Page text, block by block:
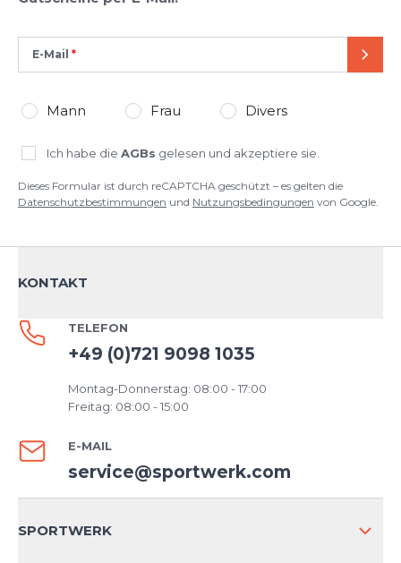
E-Mail
Mann Frau Divers
Ich habe die AGBs gelesen und akzeptiere sie.
Dieses Formular ist durch reCAPTCHA geschützt – es gelten die
Datenschutzbestimmungen und Nutzungsbedingungen von Google.
KONTAKT
TELEFON
+49 (0)721 9098 1035
Montag-Donnerstag: 08:00 - 17:00
Freitag: 08:00 - 15:00
E-MAIL
service@sportwerk.com
SPORTWERK